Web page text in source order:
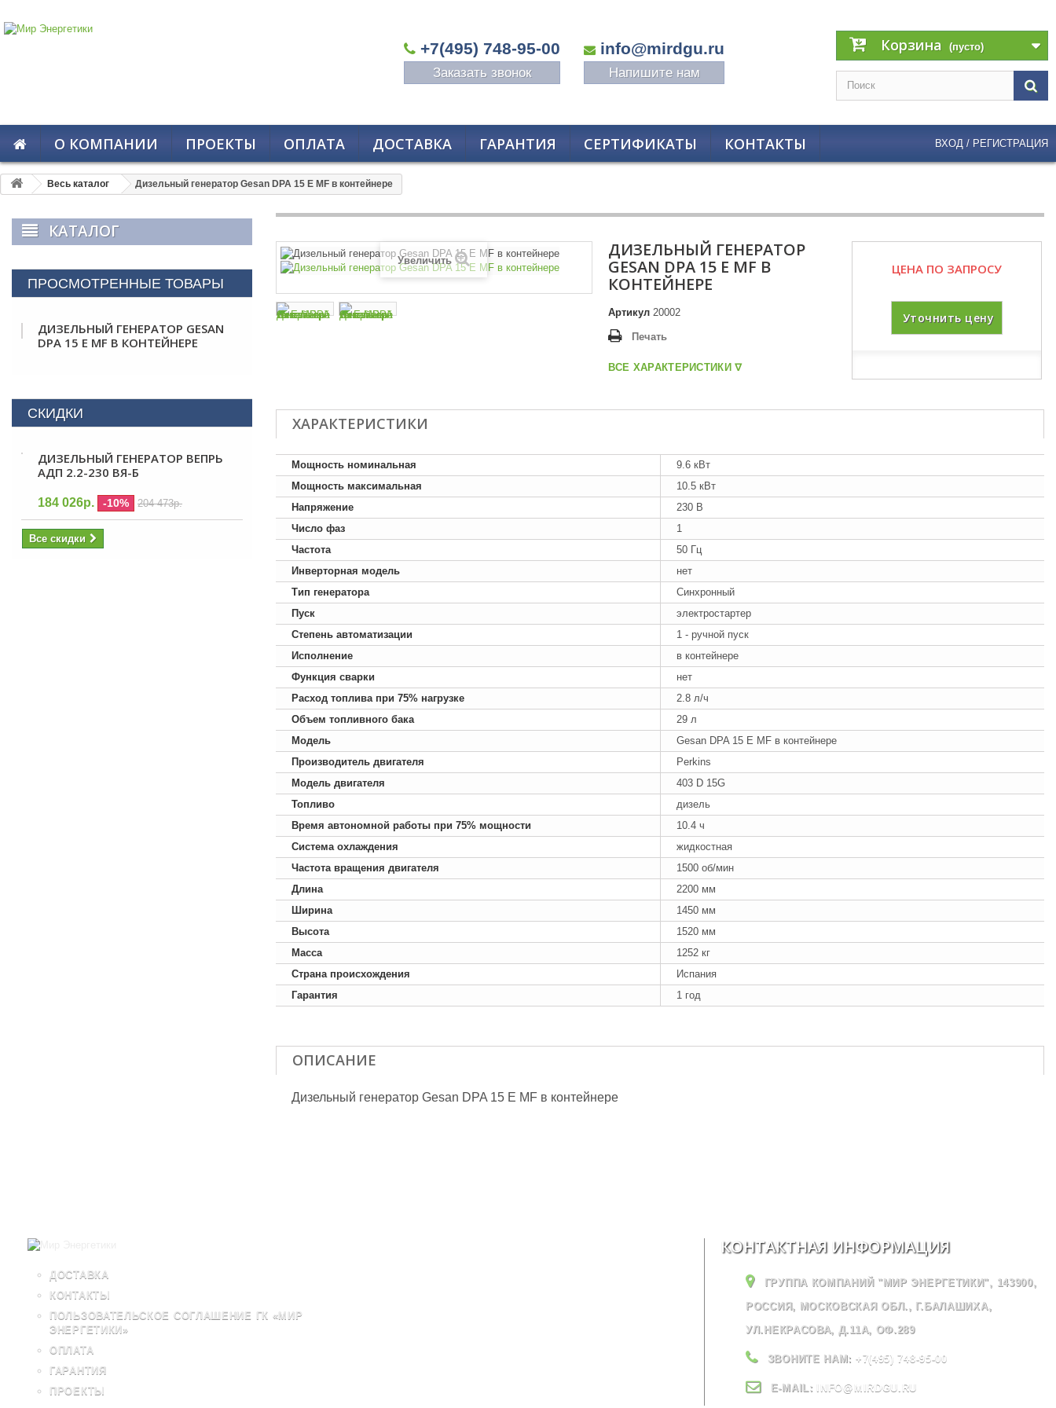
+7(495) 748-95-00 info@mirdgu.ru
Заказать звонок Напишите нам
Корзина (пусто)
О КОМПАНИИ ПРОЕКТЫ ОПЛАТА ДОСТАВКА ГАРАНТИЯ СЕРТИФИКАТЫ КОНТАКТЫ ВХОД / РЕГИСТРАЦИЯ
Весь каталог Дизельный генератор Gesan DPA 15 E MF в контейнере
КАТАЛОГ
ПРОСМОТРЕННЫЕ ТОВАРЫ
ДИЗЕЛЬНЫЙ ГЕНЕРАТОР GESAN
DPA 15 E MF В КОНТЕЙНЕРЕ
СКИДКИ
ДИЗЕЛЬНЫЙ ГЕНЕРАТОР ВЕПРЬ
АДП 2.2-230 ВЯ-Б
184 026р. -10% 204 473р.
Все скидки
Увеличить
ДИЗЕЛЬНЫЙ ГЕНЕРАТОР
GESAN DPA 15 E MF В
КОНТЕЙНЕРЕ
Артикул 20002
Печать
ВСЕ ХАРАКТЕРИСТИКИ ᐁ
ЦЕНА ПО ЗАПРОСУ
Уточнить цену
ХАРАКТЕРИСТИКИ
Мощность номинальная
9.6 кВт
Мощность максимальная
10.5 кВт
Напряжение
230 В
Число фаз
1
Частота
50 Гц
Инверторная модель
нет
Тип генератора
Синхронный
Пуск
электростартер
Степень автоматизации
1 - ручной пуск
Исполнение
в контейнере
Функция сварки
нет
Расход топлива при 75% нагрузке
2.8 л/ч
Объем топливного бака
29 л
Модель
Gesan DPA 15 E MF в контейнере
Производитель двигателя
Perkins
Модель двигателя
403 D 15G
Топливо
дизель
Время автономной работы при 75% мощности
10.4 ч
Система охлаждения
жидкостная
Частота вращения двигателя
1500 об/мин
Длина
2200 мм
Ширина
1450 мм
Высота
1520 мм
Масса
1252 кг
Страна происхождения
Испания
Гарантия
1 год
ОПИСАНИЕ
Дизельный генератор Gesan DPA 15 E MF в контейнере
ДОСТАВКА
КОНТАКТЫ
ПОЛЬЗОВАТЕЛЬСКОЕ СОГЛАШЕНИЕ ГК «МИР
ЭНЕРГЕТИКИ»
ОПЛАТА
ГАРАНТИЯ
ПРОЕКТЫ
КОНТАКТНАЯ ИНФОРМАЦИЯ
ГРУППА КОМПАНИЙ "МИР ЭНЕРГЕТИКИ", 143900,
РОССИЯ, МОСКОВСКАЯ ОБЛ., Г.БАЛАШИХА,
УЛ.НЕКРАСОВА, Д.11А, ОФ.289
ЗВОНИТЕ НАМ: +7(495) 748-95-00
E-MAIL: INFO@MIRDGU.RU